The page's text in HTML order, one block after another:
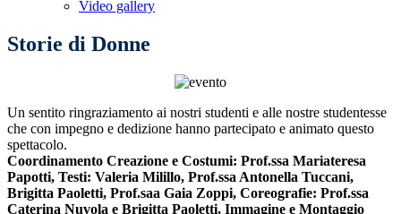
Video gallery
Storie di Donne
Un sentito ringraziamento ai nostri studenti e alle nostre studentesse
che con impegno e dedizione hanno partecipato e animato questo
spettacolo.
Coordinamento Creazione e Costumi: Prof.ssa Mariateresa
Papotti, Testi: Valeria Milillo, Prof.ssa Antonella Tuccani,
Brigitta Paoletti, Prof.saa Gaia Zoppi, Coreografie: Prof.ssa
Caterina Nuvola e Brigitta Paoletti, Immagine e Montaggio